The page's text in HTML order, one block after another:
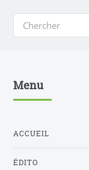
Menu
ACCUEIL
ÉDITO